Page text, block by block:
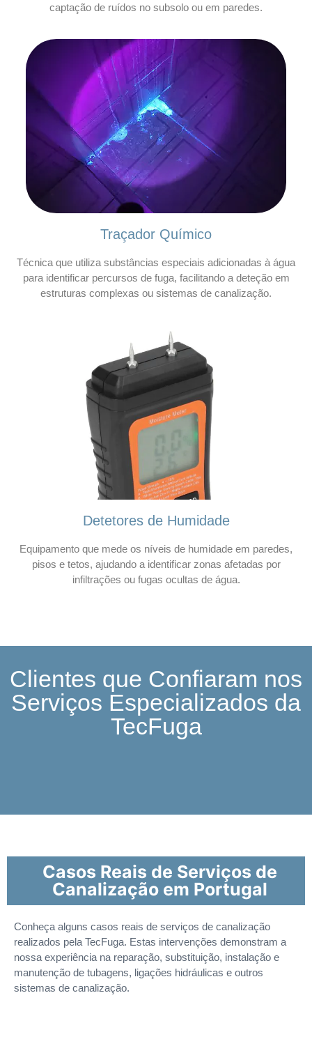
captação de ruídos no subsolo ou em paredes.
Traçador Químico
Técnica que utiliza substâncias especiais adicionadas à água
para identificar percursos de fuga, facilitando a deteção em
estruturas complexas ou sistemas de canalização.
Detetores de Humidade
Equipamento que mede os níveis de humidade em paredes,
pisos e tetos, ajudando a identificar zonas afetadas por
infiltrações ou fugas ocultas de água.
Clientes que Confiaram nos
Serviços Especializados da
TecFuga
Casos Reais de Serviços de
Canalização em Portugal
Conheça alguns casos reais de serviços de canalização
realizados pela TecFuga. Estas intervenções demonstram a
nossa experiência na reparação, substituição, instalação e
manutenção de tubagens, ligações hidráulicas e outros
sistemas de canalização.